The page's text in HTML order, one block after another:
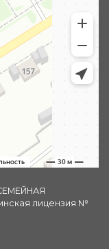
лицензия №